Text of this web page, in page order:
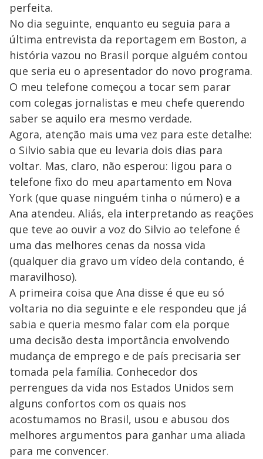
perfeita.
No dia seguinte, enquanto eu seguia para a
última entrevista da reportagem em Boston, a
história vazou no Brasil porque alguém contou
que seria eu o apresentador do novo programa.
O meu telefone começou a tocar sem parar
com colegas jornalistas e meu chefe querendo
saber se aquilo era mesmo verdade.
Agora, atenção mais uma vez para este detalhe:
o Silvio sabia que eu levaria dois dias para
voltar. Mas, claro, não esperou: ligou para o
telefone fixo do meu apartamento em Nova
York (que quase ninguém tinha o número) e a
Ana atendeu. Aliás, ela interpretando as reações
que teve ao ouvir a voz do Silvio ao telefone é
uma das melhores cenas da nossa vida
(qualquer dia gravo um vídeo dela contando, é
maravilhoso).
A primeira coisa que Ana disse é que eu só
voltaria no dia seguinte e ele respondeu que já
sabia e queria mesmo falar com ela porque
uma decisão desta importância envolvendo
mudança de emprego e de país precisaria ser
tomada pela família. Conhecedor dos
perrengues da vida nos Estados Unidos sem
alguns confortos com os quais nos
acostumamos no Brasil, usou e abusou dos
melhores argumentos para ganhar uma aliada
para me convencer.